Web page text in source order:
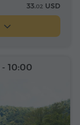
33.02 USD
- 10:00